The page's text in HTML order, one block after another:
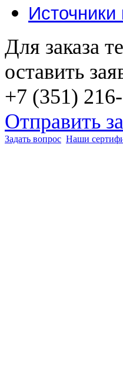
Источники
Для заказа
оставить
+7 (351)
Отправить
Задать вопрос Наши